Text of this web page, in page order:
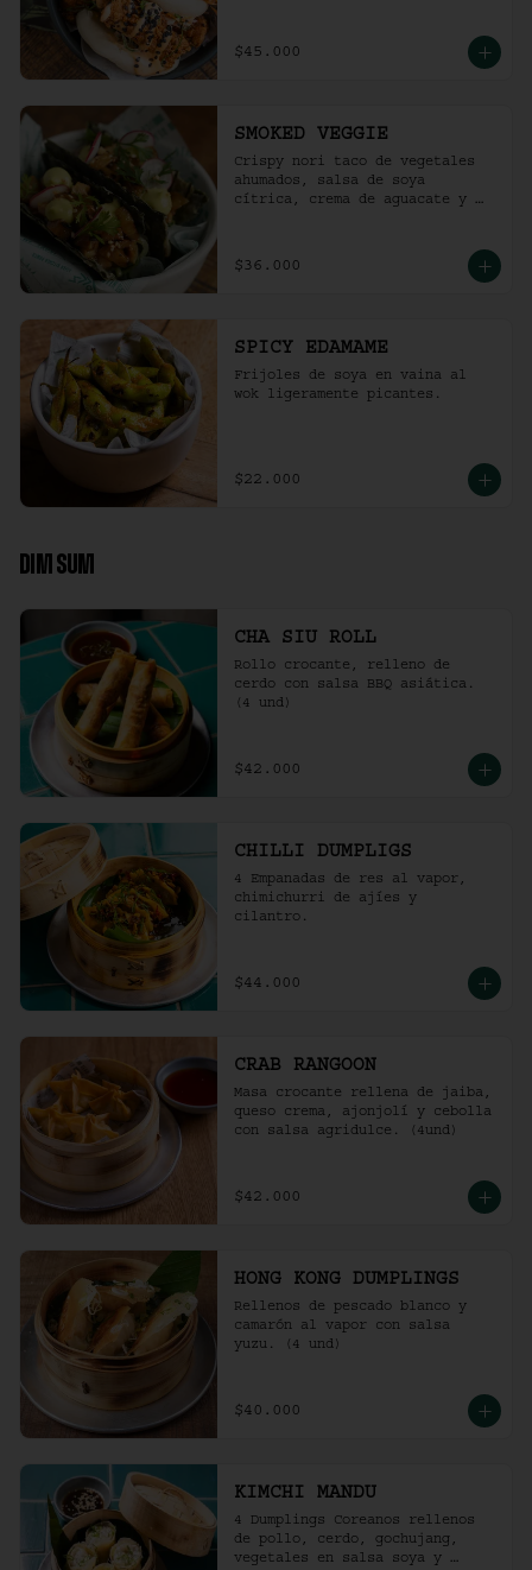
$45.000
SMOKED VEGGIE
Crispy nori taco de vegetales
ahumados, salsa de soya
cítrica, crema de aguacate y
$36.000
SPICY EDAMAME
Frijoles de soya en vaina al
wok ligeramente picantes.
$22.000
DIM SUM
CHA SIU ROLL
Rollo crocante, relleno de
cerdo con salsa BBQ asiática.
(4 und)
$42.000
CHILLI DUMPLIGS
4 Empanadas de res al vapor,
chimichurri de ajíes y
cilantro.
$44.000
CRAB RANGOON
Masa crocante rellena de jaiba,
queso crema, ajonjolí y cebolla
con salsa agridulce. (4und)
$42.000
HONG KONG DUMPLINGS
Rellenos de pescado blanco y
camarón al vapor con salsa
yuzu. (4 und)
$40.000
KIMCHI MANDU
4 Dumplings Coreanos rellenos
de pollo, cerdo, gochujang,
vegetales en salsa soya y